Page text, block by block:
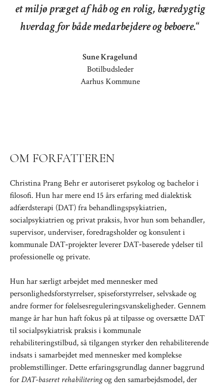
et miljø præget af håb og en rolig, bæredygtig
hverdag for både medarbejdere og beboere.“
Sune Kragelund
Botilbudsleder
Aarhus Kommune
OM FORFATTEREN
Christina Prang Behr er autoriseret psykolog og bachelor i
filosofi. Hun har mere end 15 års erfaring med dialektisk
adfærdsterapi (DAT) fra behandlingspsykiatrien,
socialpsykiatrien og privat praksis, hvor hun som behandler,
supervisor, underviser, foredragsholder og konsulent i
kommunale DAT‑projekter leverer DAT‑baserede ydelser til
professionelle og private.
Hun har særligt arbejdet med mennesker med
personlighedsforstyrrelser, spiseforstyrrelser, selvskade og
andre former for følelsesreguleringsvanskeligheder. Gennem
mange år har hun haft fokus på at tilpasse og oversætte DAT
til socialpsykiatrisk praksis i kommunale
rehabiliteringstilbud, så tilgangen styrker den rehabiliterende
indsats i samarbejdet med mennesker med komplekse
problemstillinger. Dette erfaringsgrundlag danner baggrund
forDAT-baseret rehabiliteringog den samarbejdsmodel, der